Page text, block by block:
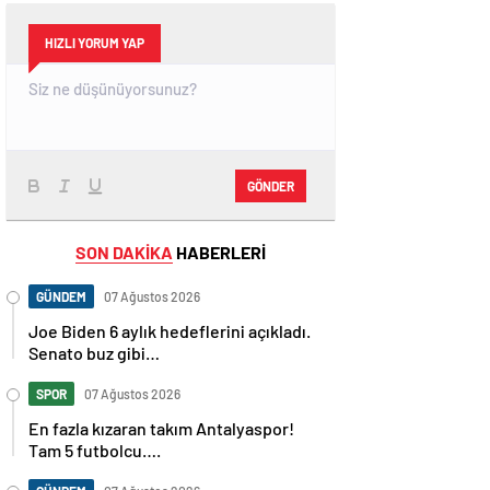
HIZLI YORUM YAP
GÖNDER
SON DAKİKA HABERLERİ
GÜNDEM 07 Ağustos 2026
Joe Biden 6 aylık hedeflerini açıkladı.
Senato buz gibi…
SPOR 07 Ağustos 2026
En fazla kızaran takım Antalyaspor!
Tam 5 futbolcu….